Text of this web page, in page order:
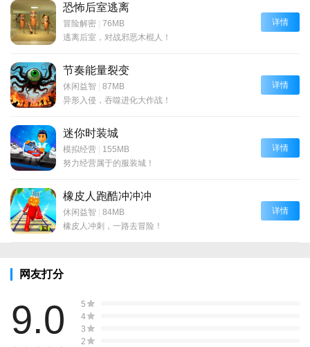
恐怖后室逃离
冒险解密 | 76MB
逃离后室，对战邪恶木棍人！
详情
节奏能量裂变
休闲益智 | 87MB
异形入侵，吞噬进化大作战！
详情
迷你时装城
模拟经营 | 155MB
努力经营属于的服装城！
详情
橡皮人跑酷冲冲冲
休闲益智 | 84MB
橡皮人冲刺，一路去冒险！
详情
网友打分
9.0
5
4
3
2